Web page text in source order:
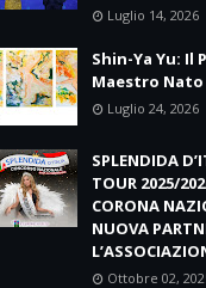
Luglio 14, 2026
Shin-Ya Yu: Il
Maestro
Luglio 24, 2026
SPLENDIDA
TOUR 2025/
CORONA
NUOVA
Ottobre 02,